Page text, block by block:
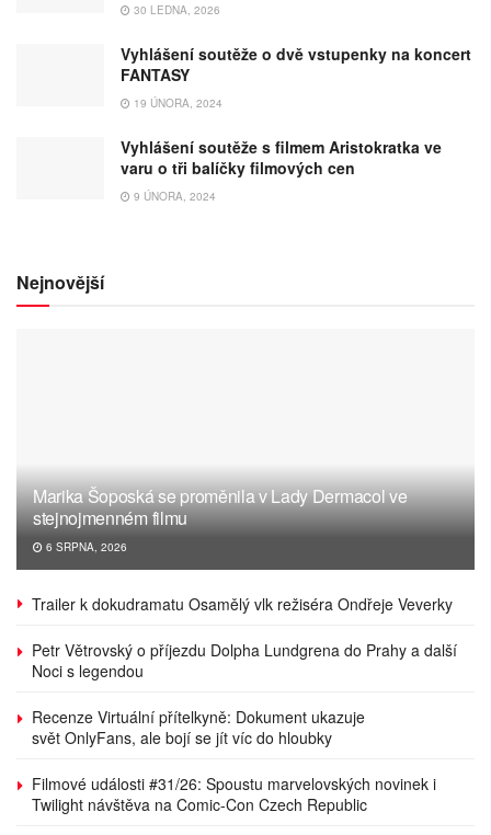
30 LEDNA, 2026
Vyhlášení soutěže o dvě vstupenky na koncert
FANTASY
19 ÚNORA, 2024
Vyhlášení soutěže s filmem Aristokratka ve
varu o tři balíčky filmových cen
9 ÚNORA, 2024
Nejnovější
Marika Šoposká se proměnila v Lady Dermacol ve
stejnojmenném filmu
6 SRPNA, 2026
Trailer k dokudramatu Osamělý vlk režiséra Ondřeje Veverky
Petr Větrovský o příjezdu Dolpha Lundgrena do Prahy a další
Noci s legendou
Recenze Virtuální přítelkyně: Dokument ukazuje
svět OnlyFans, ale bojí se jít víc do hloubky
Filmové události #31/26: Spoustu marvelovských novinek i
Twilight návštěva na Comic-Con Czech Republic